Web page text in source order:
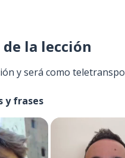
de la lección
y será como
y frases